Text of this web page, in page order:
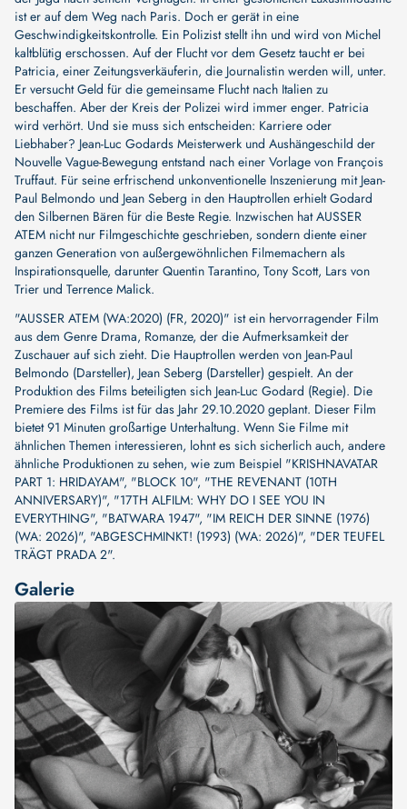
ist er auf dem Weg nach Paris. Doch er gerät in eine
Geschwindigkeitskontrolle. Ein Polizist stellt ihn und wird von Michel
kaltblütig erschossen. Auf der Flucht vor dem Gesetz taucht er bei
Patricia, einer Zeitungsverkäuferin, die Journalistin werden will, unter.
Er versucht Geld für die gemeinsame Flucht nach Italien zu
beschaffen. Aber der Kreis der Polizei wird immer enger. Patricia
wird verhört. Und sie muss sich entscheiden: Karriere oder
Liebhaber? Jean-Luc Godards Meisterwerk und Aushängeschild der
Nouvelle Vague-Bewegung entstand nach einer Vorlage von François
Truffaut. Für seine erfrischend unkonventionelle Inszenierung mit Jean-
Paul Belmondo und Jean Seberg in den Hauptrollen erhielt Godard
den Silbernen Bären für die Beste Regie. Inzwischen hat AUSSER
ATEM nicht nur Filmgeschichte geschrieben, sondern diente einer
ganzen Generation von außergewöhnlichen Filmemachern als
Inspirationsquelle, darunter Quentin Tarantino, Tony Scott, Lars von
Trier und Terrence Malick.
"AUSSER ATEM (WA:2020) (FR, 2020)" ist ein hervorragender Film
aus dem Genre Drama, Romanze, der die Aufmerksamkeit der
Zuschauer auf sich zieht. Die Hauptrollen werden von Jean-Paul
Belmondo (Darsteller), Jean Seberg (Darsteller) gespielt. An der
Produktion des Films beteiligten sich Jean-Luc Godard (Regie). Die
Premiere des Films ist für das Jahr 29.10.2020 geplant. Dieser Film
bietet 91 Minuten großartige Unterhaltung. Wenn Sie Filme mit
ähnlichen Themen interessieren, lohnt es sich sicherlich auch, andere
ähnliche Produktionen zu sehen, wie zum Beispiel "KRISHNAVATAR
PART 1: HRIDAYAM", "BLOCK 10", "THE REVENANT (10TH
ANNIVERSARY)", "17TH ALFILM: WHY DO I SEE YOU IN
EVERYTHING", "BATWARA 1947", "IM REICH DER SINNE (1976)
(WA: 2026)", "ABGESCHMINKT! (1993) (WA: 2026)", "DER TEUFEL
TRÄGT PRADA 2".
Galerie